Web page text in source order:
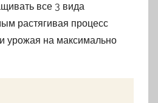
все 3 вида
растягивая процесс
урожая на максимально